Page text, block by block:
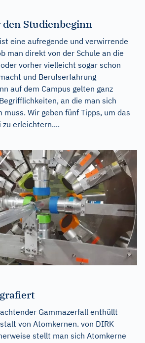
Studienbeginn
eine aufregende und verwirrende
man direkt von der Schule an die
vorher vielleicht sogar schon
und Berufserfahrung
auf dem Campus gelten ganz
an die man sich
muss. Wir geben fünf Tipps, um das
zu erleichtern....
Gammazerfall enthüllt
von Atomkernen. von DIRK
stellt man sich Atomkerne